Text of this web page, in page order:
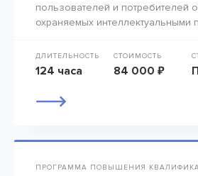
пользователей и потребителей
охраняемых интеллектуальными
ДЛИТЕЛЬНОСТЬ
124 часа
СТОИМОСТЬ
84 000 ₽
ПРОГРАММА ПОВЫШЕНИЯ